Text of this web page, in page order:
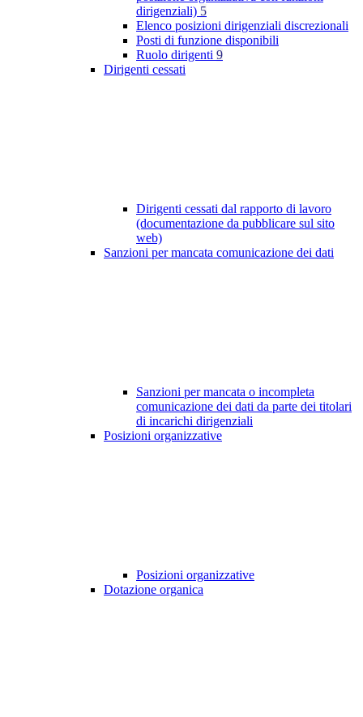
dirigenziali) 5
Elenco posizioni dirigenziali discrezionali
Posti di funzione disponibili
Ruolo dirigenti 9
Dirigenti cessati
Dirigenti cessati dal rapporto di lavoro
(documentazione da pubblicare sul sito
web)
Sanzioni per mancata comunicazione dei dati
Sanzioni per mancata o incompleta
comunicazione dei dati da parte dei titolari
di incarichi dirigenziali
Posizioni organizzative
Posizioni organizzative
Dotazione organica